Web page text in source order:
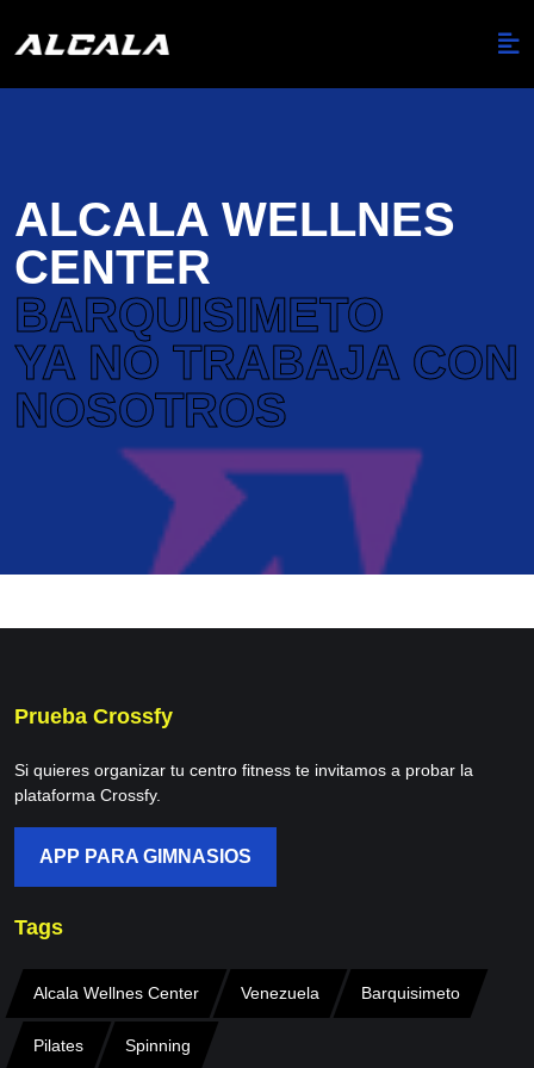
ALCALA WELLNES
CENTER
BARQUISIMETO
YA NO TRABAJA CON
NOSOTROS
Prueba Crossfy
Si quieres organizar tu centro fitness te invitamos a probar la
plataforma Crossfy.
APP PARA GIMNASIOS
Tags
Alcala Wellnes Center Venezuela Barquisimeto
Pilates Spinning